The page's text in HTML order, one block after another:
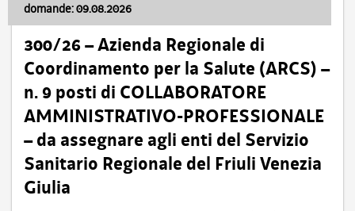
domande: 09.08.2026
300/26 – Azienda Regionale di
Coordinamento per la Salute (ARCS) –
n. 9 posti di COLLABORATORE
AMMINISTRATIVO-PROFESSIONALE
– da assegnare agli enti del Servizio
Sanitario Regionale del Friuli Venezia
Giulia